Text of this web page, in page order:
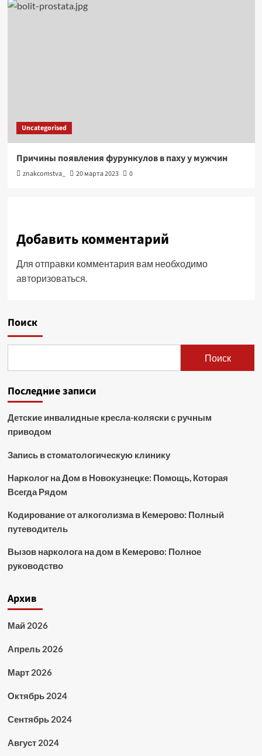
Uncategorised
Причины появления фурункулов в паху у мужчин
znakcomstva_ 20 марта 2023 0
Добавить комментарий
Для отправки комментария вам необходимо
авторизоваться.
Поиск
Поиск
Последние записи
Детские инвалидные кресла-коляски с ручным
приводом
Запись в стоматологическую клинику
Нарколог на Дом в Новокузнецке: Помощь, Которая
Всегда Рядом
Кодирование от алкоголизма в Кемерово: Полный
путеводитель
Вызов нарколога на дом в Кемерово: Полное
руководство
Архив
Май 2026
Апрель 2026
Март 2026
Октябрь 2024
Сентябрь 2024
Август 2024